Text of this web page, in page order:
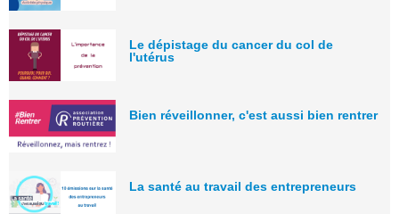
Le dépistage du cancer du col de
l'utérus
Bien réveillonner, c'est aussi bien rentrer
La santé au travail des entrepreneurs